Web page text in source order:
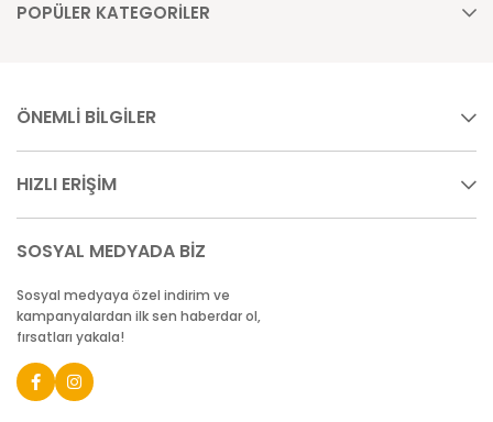
POPÜLER KATEGORİLER
ÖNEMLİ BİLGİLER
HIZLI ERİŞİM
SOSYAL MEDYADA BİZ
Sosyal medyaya özel indirim ve
kampanyalardan ilk sen haberdar ol,
fırsatları yakala!